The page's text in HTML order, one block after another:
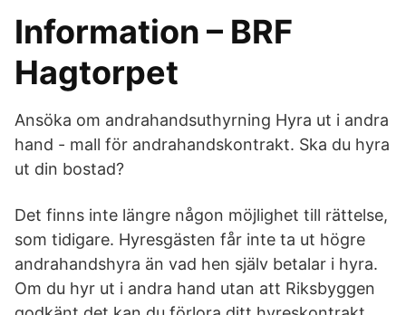
Information – BRF
Hagtorpet
Ansöka om andrahandsuthyrning Hyra ut i andra
hand - mall för andrahandskontrakt. Ska du hyra
ut din bostad?
Det finns inte längre någon möjlighet till rättelse,
som tidigare. Hyresgästen får inte ta ut högre
andrahandshyra än vad hen själv betalar i hyra.
Om du hyr ut i andra hand utan att Riksbyggen